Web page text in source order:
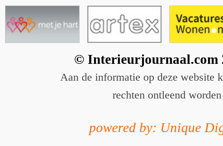
© Interieurjournaal.com
Aan de informatie op deze website
rechten ontleend worden
powered by: Unique